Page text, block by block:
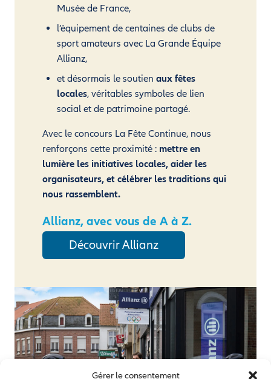
Gérer le consentement
Musée de France,
l’équipement de centaines de clubs de
sport amateurs avec La Grande Équipe
Allianz,
et désormais le soutien aux fêtes
locales, véritables symboles de lien
social et de patrimoine partagé.
Avec le concours La Fête Continue, nous
renforçons cette proximité : mettre en
lumière les initiatives locales, aider les
organisateurs, et célébrer les traditions qui
nous rassemblent.
Allianz, avec vous de A à Z.
Découvrir Allianz